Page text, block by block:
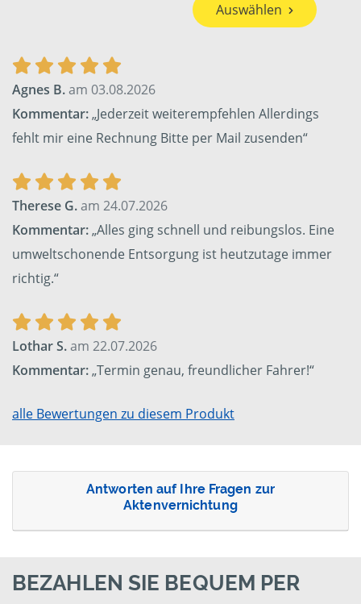
Auswählen
Agnes B.am 03.08.2026
Kommentar:„Jederzeit weiterempfehlen Allerdings
fehlt mir eine Rechnung Bitte per Mail zusenden“
Therese G.am 24.07.2026
Kommentar:„Alles ging schnell und reibungslos. Eine
umweltschonende Entsorgung ist heutzutage immer
richtig.“
Lothar S.am 22.07.2026
Kommentar:„Termin genau, freundlicher Fahrer!“
alle Bewertungen zu diesem Produkt
Antworten auf Ihre Fragen zur
Aktenvernichtung
BEZAHLEN SIE BEQUEM PER